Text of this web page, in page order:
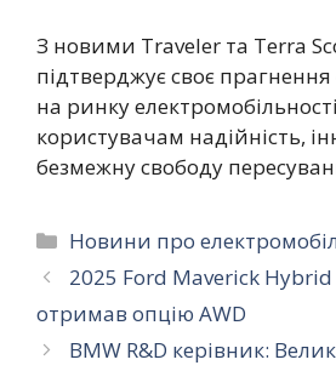
З новими Traveler та Terra
підтверджує своє
на ринку
користувачам надійність,
безмежну свободу
Категорії
Новини про
2025 Ford Maverick
отримав опцію AWD
BMW R&D керівник: